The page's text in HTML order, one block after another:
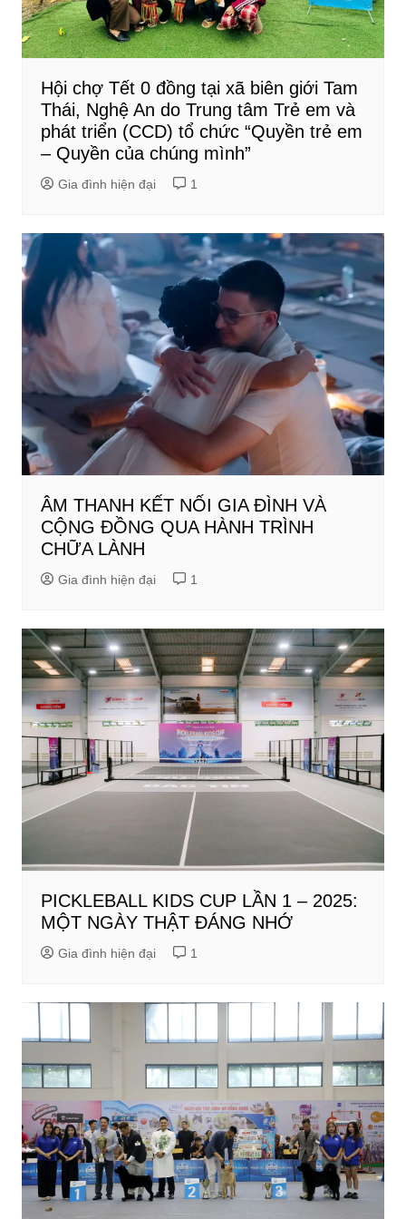
Hội chợ Tết 0 đồng tại xã biên giới Tam
Thái, Nghệ An do Trung tâm Trẻ em và
phát triển (CCD) tổ chức “Quyền trẻ em
– Quyền của chúng mình”
Gia đình hiện đại 1
ÂM THANH KẾT NỐI GIA ĐÌNH VÀ
CỘNG ĐỒNG QUA HÀNH TRÌNH
CHỮA LÀNH
Gia đình hiện đại 1
PICKLEBALL KIDS CUP LẦN 1 – 2025:
MỘT NGÀY THẬT ĐÁNG NHỚ
Gia đình hiện đại 1